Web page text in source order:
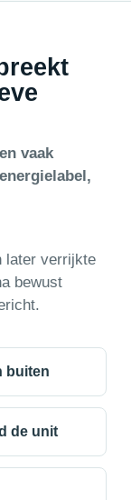
vaak
later verrijkte
bewust
buiten
de unit